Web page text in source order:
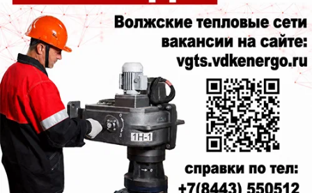
жителей.
Будь в курсе событий!
Подпишисьна нас в телеграм
Публикации на тему: Новости
столицы